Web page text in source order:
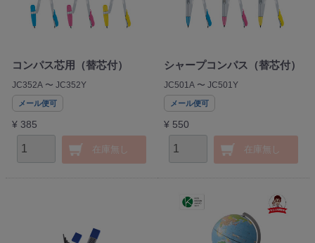
コンパス芯用（替芯付）
JC352A 〜 JC352Y
メール便可
¥ 385
在庫無し
シャープコンパス（替芯付）
JC501A 〜 JC501Y
メール便可
¥ 550
在庫無し